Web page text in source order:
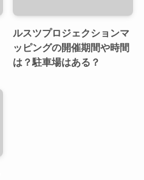
ルスツプロジェクションマ
ッピングの開催期間や時間
は？駐車場はある？